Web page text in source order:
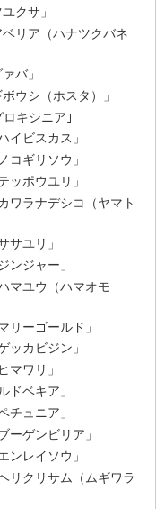
クサ」
リア（ハナツクバネ
バ」
ウシ（ホスタ）」
キシニア｣
イビスカス」
コギリソウ」
ッポウユリ」
ワラナデシコ（ヤマト
サユリ」
ンジャー」
マユウ（ハマオモ
リーゴールド」
ッカビジン」
マワリ」
ドベキア」
チュニア」
ーゲンビリア」
ンレイソウ」
リクリサム（ムギワラ